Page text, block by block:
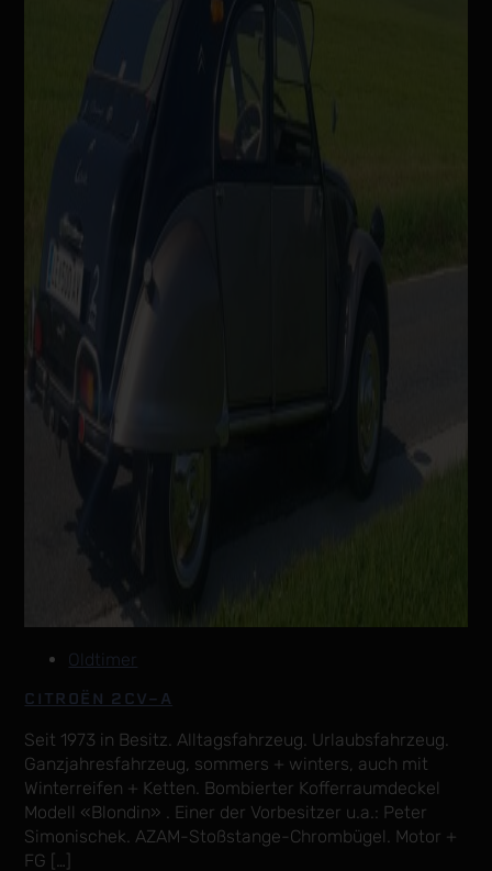
Oldtimer
CITROËN 2CV-A
Seit 1973 in Besitz. Alltagsfahrzeug. Urlaubsfahrzeug.
Ganzjahresfahrzeug, sommers + winters, auch mit
Winterreifen + Ketten. Bombierter Kofferraumdeckel
Modell «Blondin» . Einer der Vorbesitzer u.a.: Peter
Simonischek. AZAM-Stoßstange-Chrombügel. Motor +
FG […]